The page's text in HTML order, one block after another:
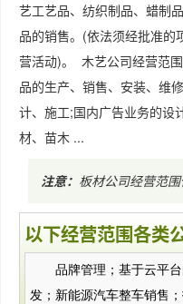
艺工艺品、纺织制品、蜡制
品的销售。(依法须经批准的
营活动)。 木艺公司经营范
品的生产、销售、安装、维
计、施工;国内广告业务的设
材、苗木 ...
注意： 板材公司经营范
以下经营范围各类
品牌管理；基于云平
发；新能源汽车整车销售